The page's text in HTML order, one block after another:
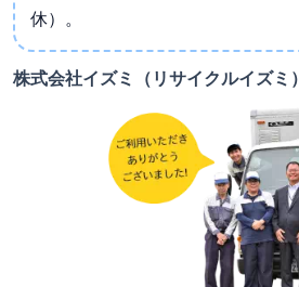
休）。
株式会社イズミ（リサイクルイズミ）